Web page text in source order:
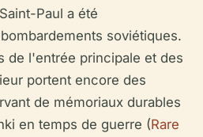
Paul a été
soviétiques.
de l'entrée principale et des
portent encore des
de mémoriaux durables
en temps de guerre (Rare